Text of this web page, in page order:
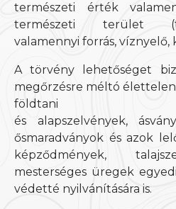
természeti érték
természeti terület
valamennyi forrás, víznyelő,
A törvény lehetőséget
megőrzésre méltó
földtani
és alapszelvények,
ősmaradványok és azok
képződmények,
mesterséges üregek
védetté nyilvánítására is.